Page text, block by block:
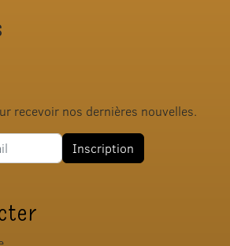
recevoir nos dernières nouvelles.
Inscription